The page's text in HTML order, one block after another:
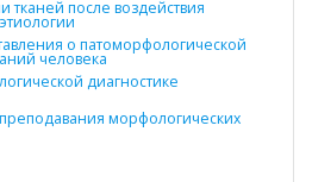
после воздействия
о патоморфологической
человека
диагностике
морфологических